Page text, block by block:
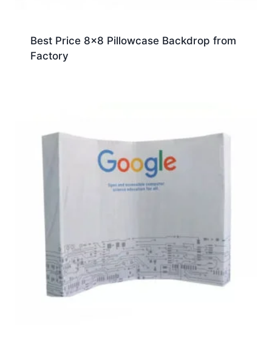
Best Price 8×8 Pillowcase Backdrop from
Factory